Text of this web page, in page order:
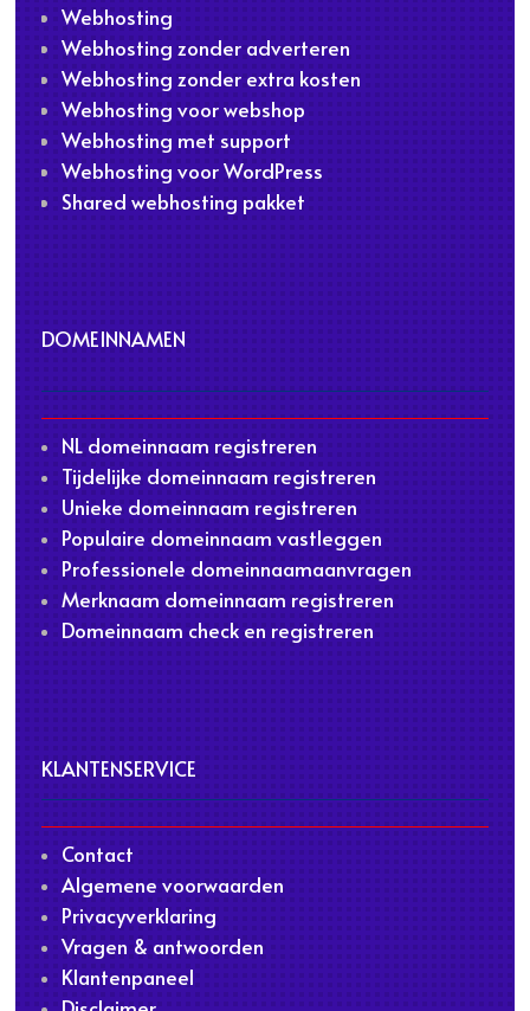
Webhosting
Webhosting zonder adverteren
Webhosting zonder extra kosten
Webhosting voor webshop
Webhosting met support
Webhosting voor WordPress
Shared webhosting pakket
DOMEINNAMEN
NL domeinnaam registreren
Tijdelijke domeinnaam registreren
Unieke domeinnaam registreren
Populaire domeinnaam vastleggen
Professionele domeinnaamaanvragen
Merknaam domeinnaam registreren
Domeinnaam check en registreren
KLANTENSERVICE
Contact
Algemene voorwaarden
Privacyverklaring
Vragen & antwoorden
Klantenpaneel